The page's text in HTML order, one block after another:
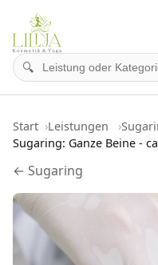
🔍
Start Leistungen
Sugaring: Ganze Beine -
← Sugaring